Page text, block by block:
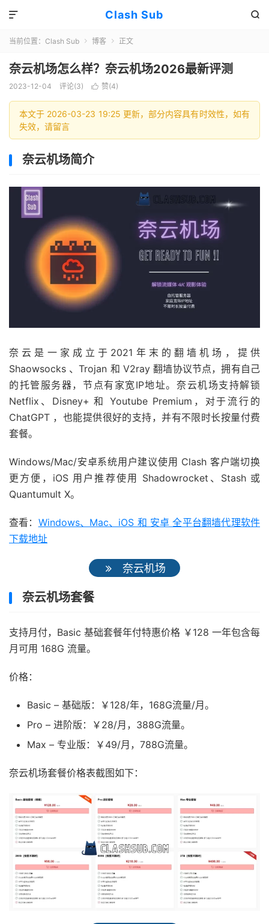
Clash Sub 

当前位置： Clash Sub  博客  正文
奈云机场怎么样？奈云机场2026最新评测
2023-12-04 评论(3)  赞(4)
本文于 2026-03-23 19:25 更新，部分内容具有时效性，如有
失效，请留言
奈云机场简介
奈云是一家成立于2021年末的翻墙机场，提供
Shaowsocks 、Trojan 和 V2ray 翻墙协议节点，拥有自己
的托管服务器，节点有家宽IP地址。奈云机场支持解锁
Netflix、Disney+ 和 Youtube Premium，对于流行的
ChatGPT ，也能提供很好的支持，并有不限时长按量付费
套餐。
Windows/Mac/安卓系统用户建议使用 Clash 客户端切换
更方便，iOS 用户推荐使用 Shadowrocket、Stash 或
Quantumult X。
查看： Windows、Mac、iOS 和 安卓 全平台翻墙代理软件
下载地址
奈云机场
奈云机场套餐
支持月付，Basic 基础套餐年付特惠价格 ￥128 一年包含每
月可用 168G 流量。
价格：
Basic – 基础版：￥128/年，168G流量/月。
Pro – 进阶版：￥28/月，388G流量。
Max – 专业版：￥49/月，788G流量。
奈云机场套餐价格表截图如下：